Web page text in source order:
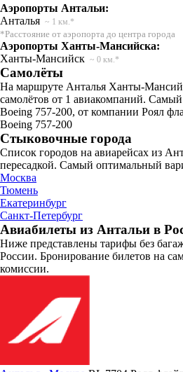
Аэропорты Антальи:
Анталья ~ 1 км.*
*Расстояние от аэропорта до центра города
Аэропорты Ханты-Мансийска:
Ханты-Мансийск ~ 0 км.*
Самолёты
На маршруте Анталья Ханты-
самолётов от 1 авиакомпаний.
Boeing 757-200, от компании Роял
Boeing 757-200
Стыковочные города
Список городов на авиарейсах из
пересадкой. Самый оптимальный
Москва
Тюмень
Екатеринбург
Санкт-Петербург
Авиабилеты из Антальи в
Ниже представлены тарифы без
России. Бронирование билетов на
комиссии.